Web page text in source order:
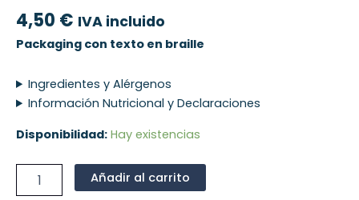
4,50 € IVA incluido
Packaging con texto en braille
Ingredientes y Alérgenos
Información Nutricional y Declaraciones
Disponibilidad: Hay existencias
Añadir al carrito